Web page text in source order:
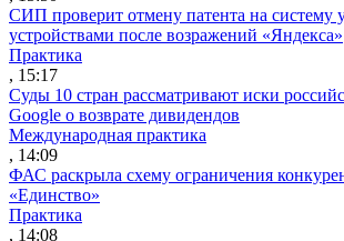
СИП проверит отмену патента на систему
устройствами после возражений «Яндекса»
Практика
, 15:17
Суды 10 стран рассматривают иски
Google о возврате дивидендов
Международная практика
, 14:09
ФАС раскрыла схему ограничения
«Единство»
Практика
, 14:08